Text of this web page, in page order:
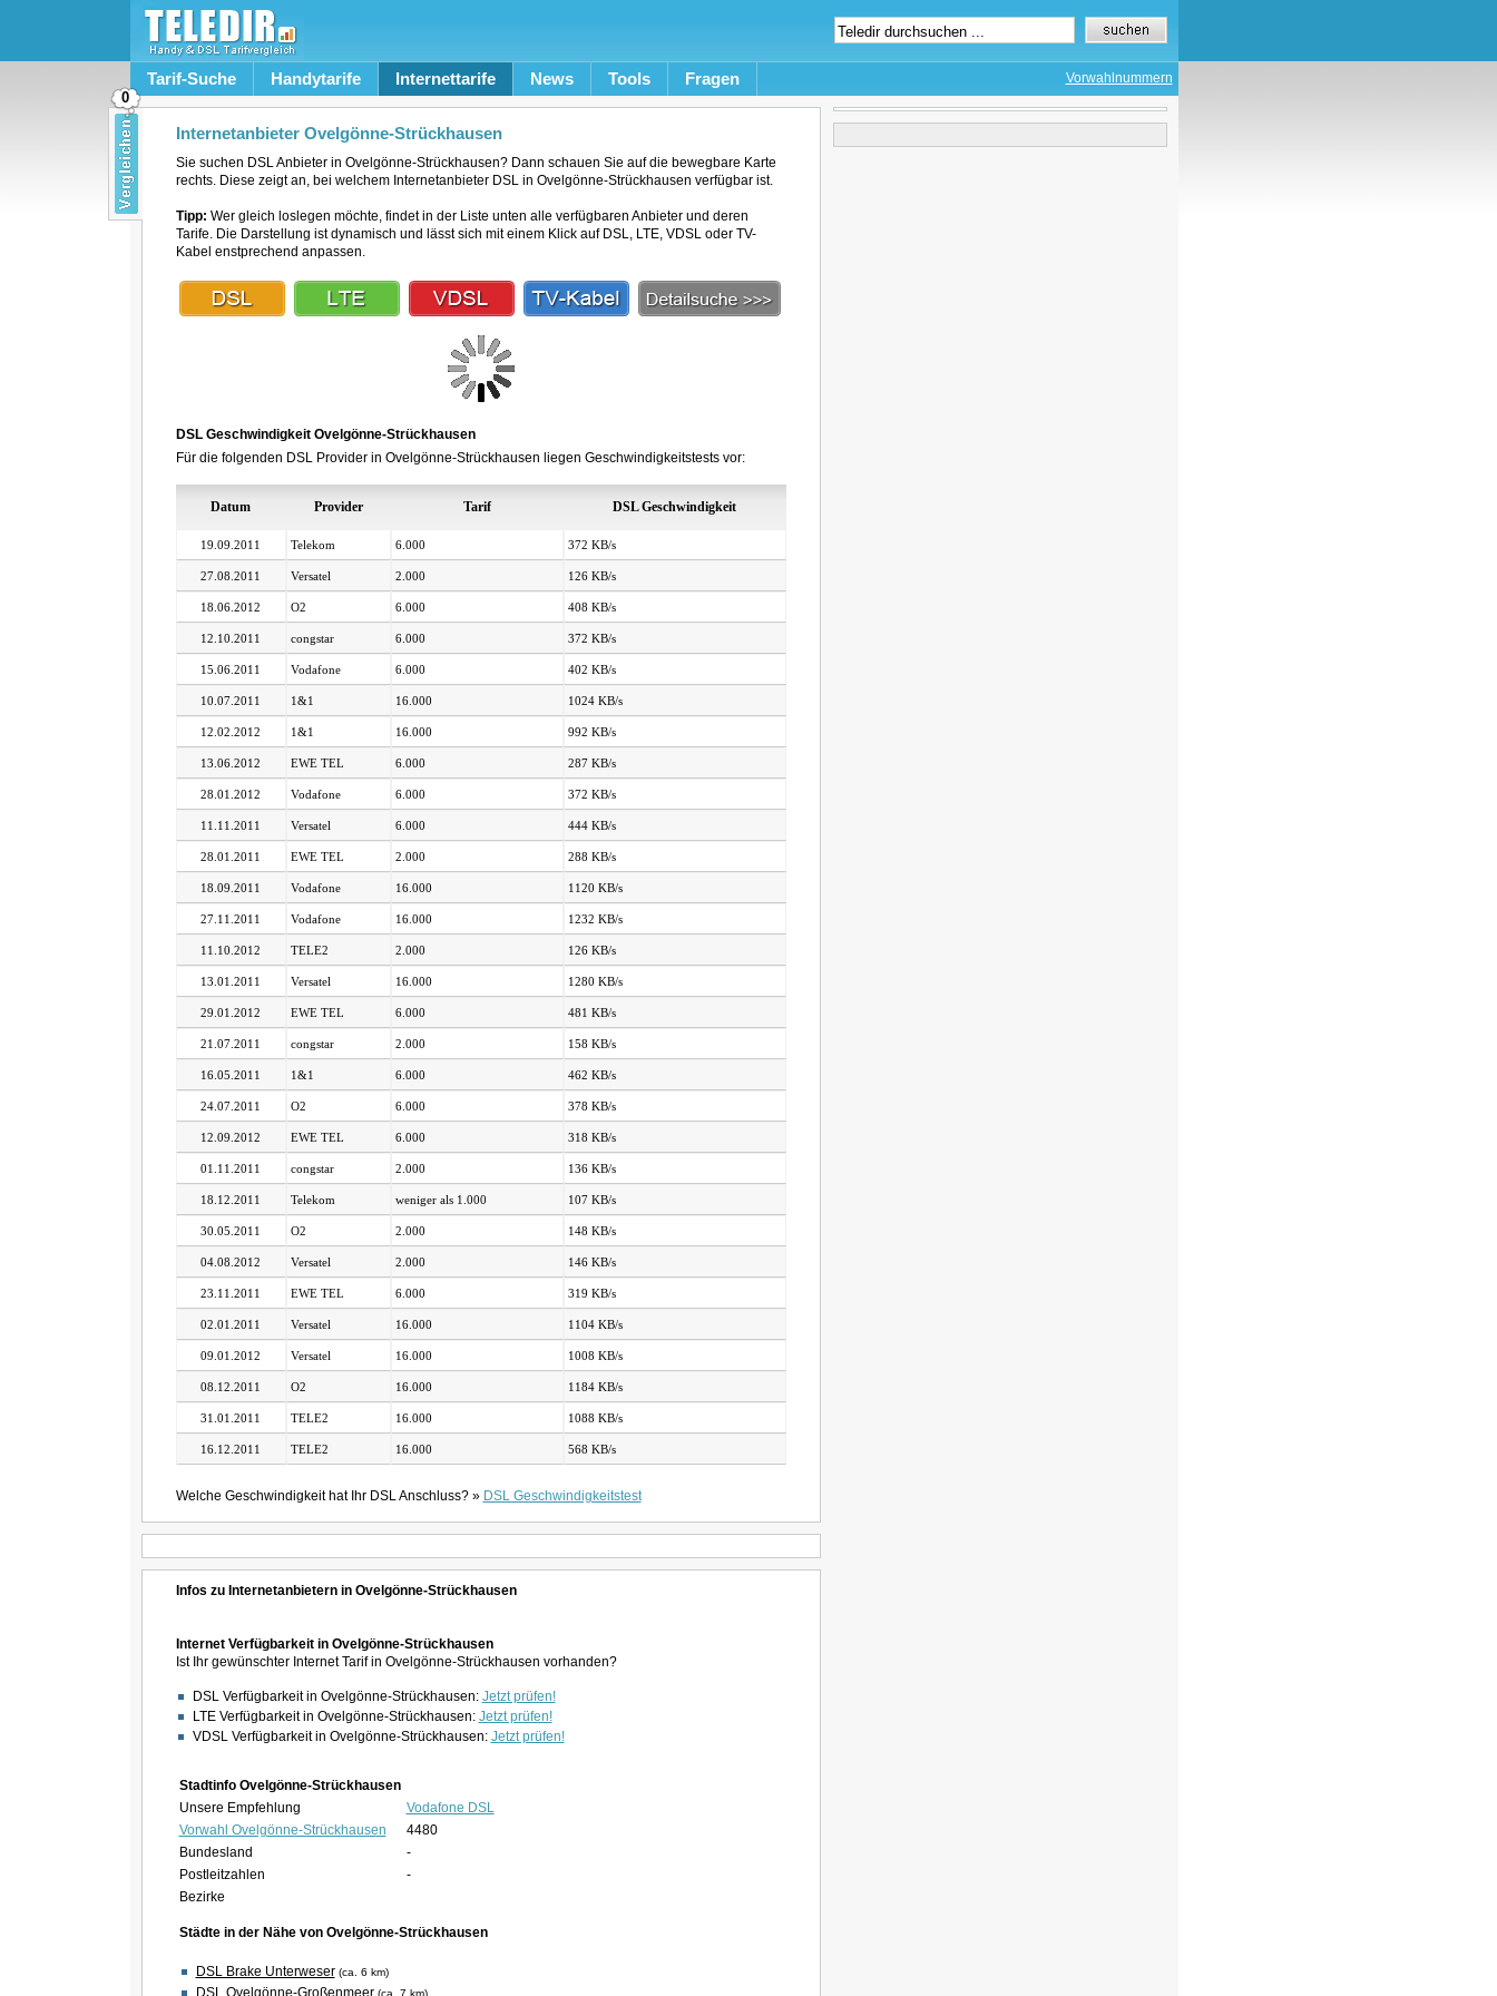
Tarif-Suche Handytarife Internettarife News Tools Fragen Vorwahlnummern
Internetanbieter Ovelgönne-Strückhausen
Sie suchen DSL Anbieter in Ovelgönne-Strückhausen? Dann schauen Sie auf die bewegbare Karte
rechts. Diese zeigt an, bei welchem Internetanbieter DSL in Ovelgönne-Strückhausen verfügbar ist.
Tipp: Wer gleich loslegen möchte, findet in der Liste unten alle verfügbaren Anbieter und deren
Tarife. Die Darstellung ist dynamisch und lässt sich mit einem Klick auf DSL, LTE, VDSL oder TV-
Kabel enstprechend anpassen.
DSL Geschwindigkeit Ovelgönne-Strückhausen
Für die folgenden DSL Provider in Ovelgönne-Strückhausen liegen Geschwindigkeitstests vor:
Datum Provider Tarif DSL Geschwindigkeit
19.09.2011 Telekom 6.000 372 KB/s
27.08.2011 Versatel 2.000 126 KB/s
18.06.2012 O2 6.000 408 KB/s
12.10.2011 congstar 6.000 372 KB/s
15.06.2011 Vodafone 6.000 402 KB/s
10.07.2011 1&1 16.000 1024 KB/s
12.02.2012 1&1 16.000 992 KB/s
13.06.2012 EWE TEL 6.000 287 KB/s
28.01.2012 Vodafone 6.000 372 KB/s
11.11.2011 Versatel 6.000 444 KB/s
28.01.2011 EWE TEL 2.000 288 KB/s
18.09.2011 Vodafone 16.000 1120 KB/s
27.11.2011 Vodafone 16.000 1232 KB/s
11.10.2012 TELE2 2.000 126 KB/s
13.01.2011 Versatel 16.000 1280 KB/s
29.01.2012 EWE TEL 6.000 481 KB/s
21.07.2011 congstar 2.000 158 KB/s
16.05.2011 1&1 6.000 462 KB/s
24.07.2011 O2 6.000 378 KB/s
12.09.2012 EWE TEL 6.000 318 KB/s
01.11.2011 congstar 2.000 136 KB/s
18.12.2011 Telekom weniger als 1.000 107 KB/s
30.05.2011 O2 2.000 148 KB/s
04.08.2012 Versatel 2.000 146 KB/s
23.11.2011 EWE TEL 6.000 319 KB/s
02.01.2011 Versatel 16.000 1104 KB/s
09.01.2012 Versatel 16.000 1008 KB/s
08.12.2011 O2 16.000 1184 KB/s
31.01.2011 TELE2 16.000 1088 KB/s
16.12.2011 TELE2 16.000 568 KB/s
Welche Geschwindigkeit hat Ihr DSL Anschluss? » DSL Geschwindigkeitstest
Infos zu Internetanbietern in Ovelgönne-Strückhausen
Internet Verfügbarkeit in Ovelgönne-Strückhausen
Ist Ihr gewünschter Internet Tarif in Ovelgönne-Strückhausen vorhanden?
DSL Verfügbarkeit in Ovelgönne-Strückhausen: Jetzt prüfen!
LTE Verfügbarkeit in Ovelgönne-Strückhausen: Jetzt prüfen!
VDSL Verfügbarkeit in Ovelgönne-Strückhausen: Jetzt prüfen!
Stadtinfo Ovelgönne-Strückhausen
Unsere Empfehlung
Vodafone DSL
Vorwahl Ovelgönne-Strückhausen
4480
Bundesland
-
Postleitzahlen
-
Bezirke
Städte in der Nähe von Ovelgönne-Strückhausen
DSL Brake Unterweser (ca. 6 km)
DSL Ovelgönne-Großenmeer (ca. 7 km)
0